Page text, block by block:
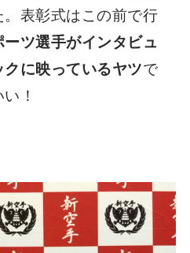
表彰式はこの前で行
ーツ選手がインタビュ
に映っているヤツで
！